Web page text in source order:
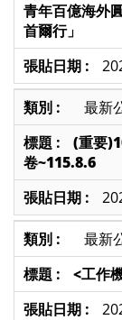
青年百億海外
首爾行」
最新
(重要
卷~115.8.6
最新
<工作